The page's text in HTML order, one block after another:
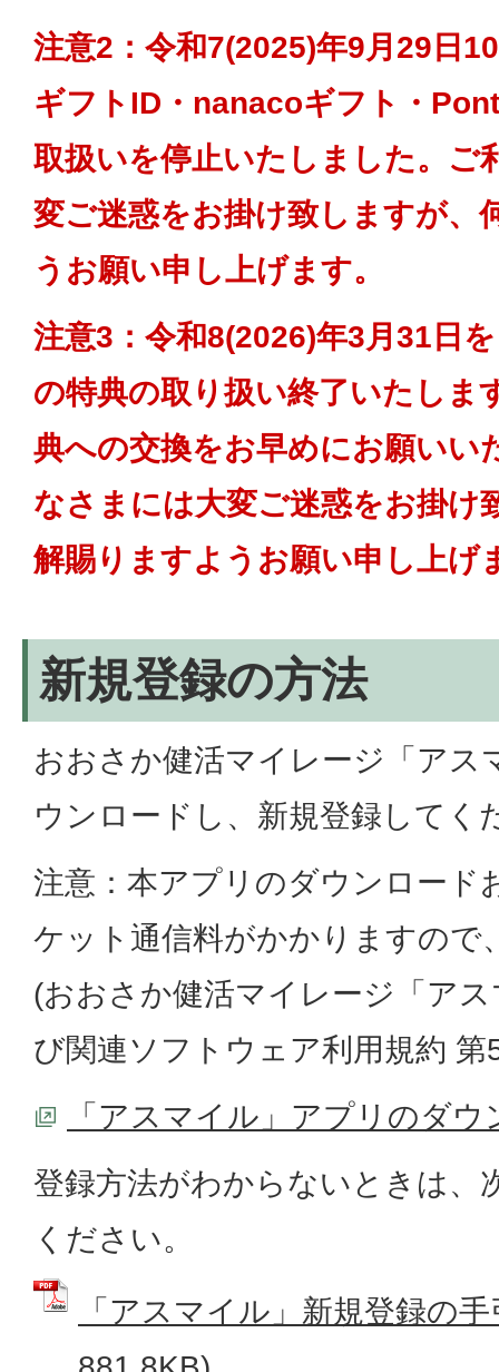
注意2：令和7(2025)年9月29日
ギフトID・nanacoギフト・
取扱いを停止いたしました。ご
変ご迷惑をお掛け致しますが、
うお願い申し上げます。
注意3：令和8(2026)年3月31日
の特典の取り扱い終了いたしま
典への交換をお早めにお願いい
なさまには大変ご迷惑をお掛け
解賜りますようお願い申し上げ
新規登録の方法
おおさか健活マイレージ「アス
ウンロードし、新規登録してく
注意：本アプリのダウンロード
ケット通信料がかかりますので
(おおさか健活マイレージ「ア
び関連ソフトウェア利用規約 第
「アスマイル」アプリのダ
登録方法がわからないときは、
ください。
「アスマイル」新規登録の